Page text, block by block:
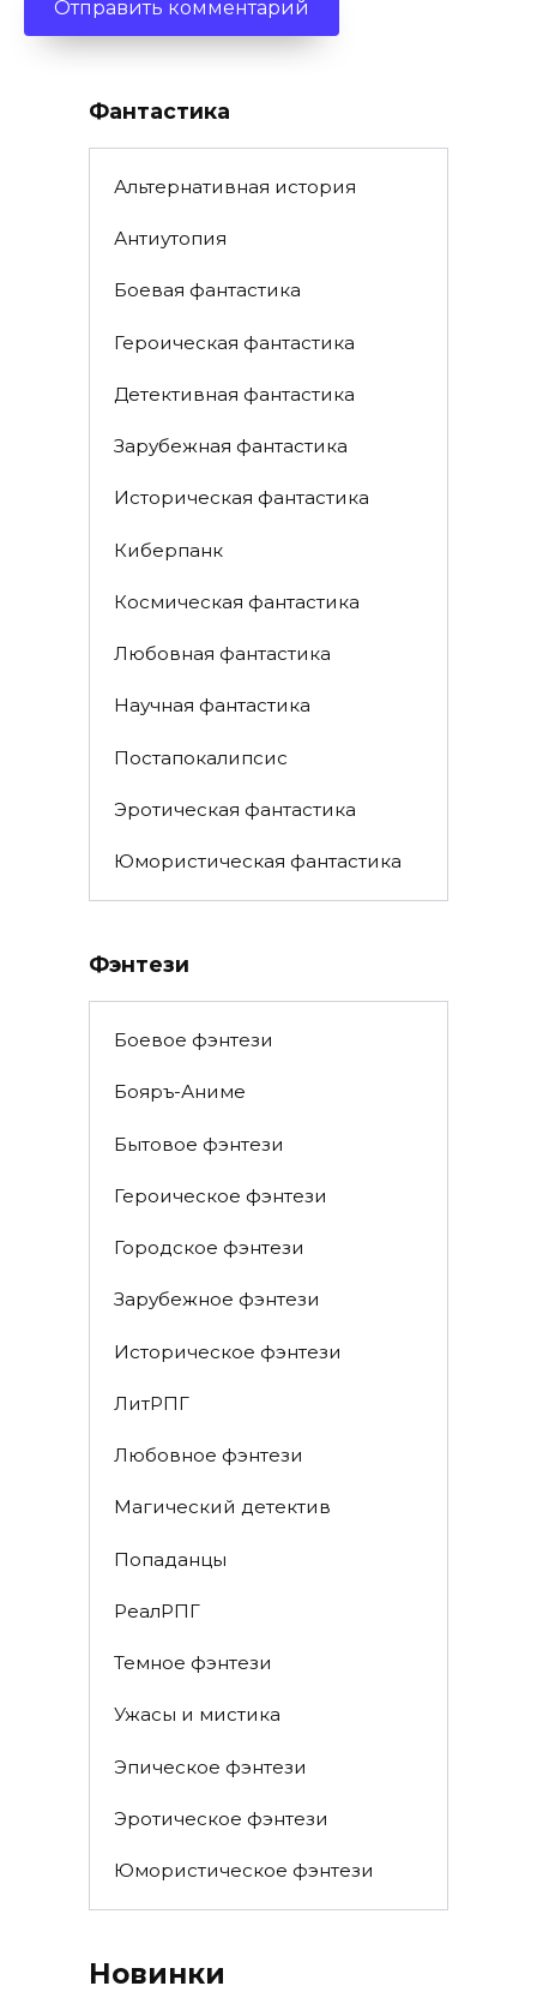
Фантастика
Альтернативная история
Антиутопия
Боевая фантастика
Героическая фантастика
Детективная фантастика
Зарубежная фантастика
Историческая фантастика
Киберпанк
Космическая фантастика
Любовная фантастика
Научная фантастика
Постапокалипсис
Эротическая фантастика
Юмористическая фантастика
Фэнтези
Боевое фэнтези
Бояръ-Аниме
Бытовое фэнтези
Героическое фэнтези
Городское фэнтези
Зарубежное фэнтези
Историческое фэнтези
ЛитРПГ
Любовное фэнтези
Магический детектив
Попаданцы
РеалРПГ
Темное фэнтези
Ужасы и мистика
Эпическое фэнтези
Эротическое фэнтези
Юмористическое фэнтези
Новинки